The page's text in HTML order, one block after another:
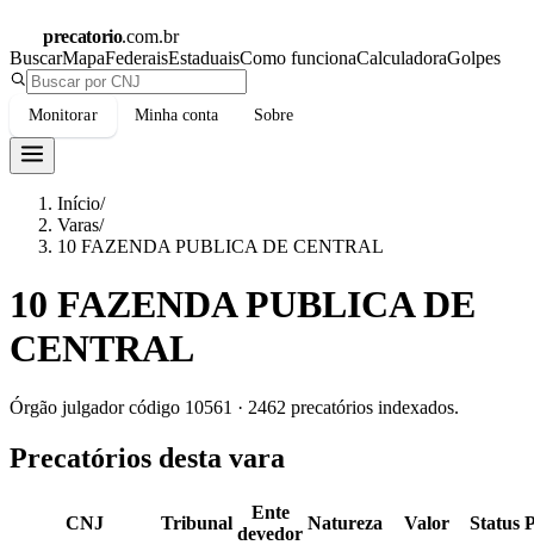
precatorio.com.br
BuscarMapaFederaisEstaduaisComo funcionaCalculadoraGolpes
Monitorar Minha conta Sobre
Início/
Varas/
10 FAZENDA PUBLICA DE CENTRAL
10 FAZENDA PUBLICA DE
CENTRAL
Órgão julgador código 10561 · 2462 precatórios indexados.
Precatórios desta vara
CNJ Tribunal
Ente
devedor
Natureza Valor Status